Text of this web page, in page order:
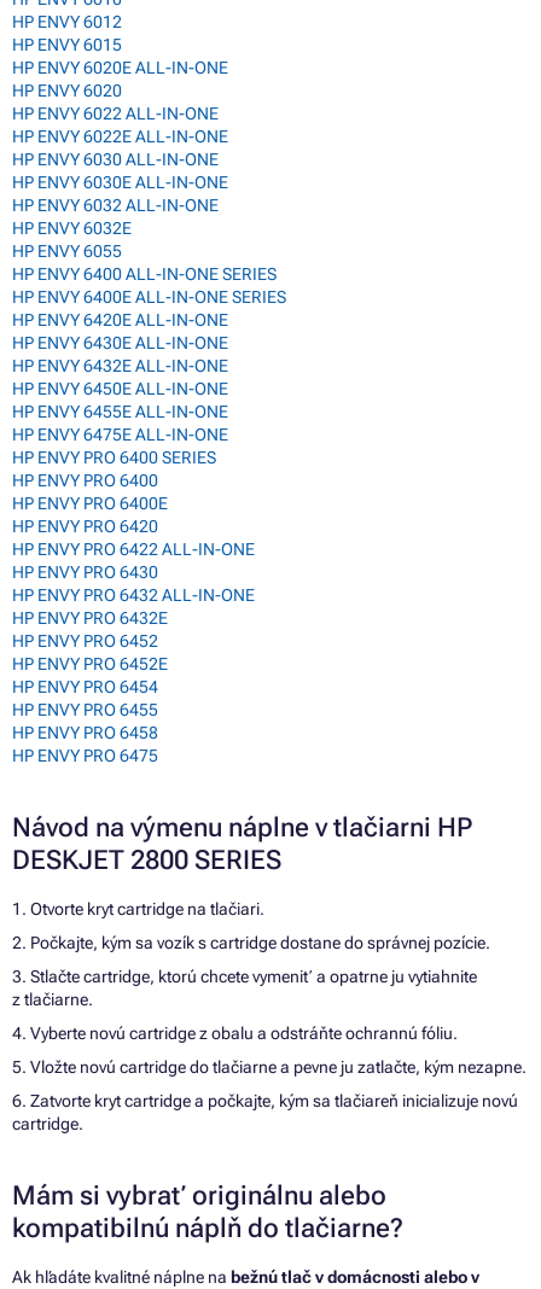
HP ENVY 6012
HP ENVY 6015
HP ENVY 6020E ALL-IN-ONE
HP ENVY 6020
HP ENVY 6022 ALL-IN-ONE
HP ENVY 6022E ALL-IN-ONE
HP ENVY 6030 ALL-IN-ONE
HP ENVY 6030E ALL-IN-ONE
HP ENVY 6032 ALL-IN-ONE
HP ENVY 6032E
HP ENVY 6055
HP ENVY 6400 ALL-IN-ONE SERIES
HP ENVY 6400E ALL-IN-ONE SERIES
HP ENVY 6420E ALL-IN-ONE
HP ENVY 6430E ALL-IN-ONE
HP ENVY 6432E ALL-IN-ONE
HP ENVY 6450E ALL-IN-ONE
HP ENVY 6455E ALL-IN-ONE
HP ENVY 6475E ALL-IN-ONE
HP ENVY PRO 6400 SERIES
HP ENVY PRO 6400
HP ENVY PRO 6400E
HP ENVY PRO 6420
HP ENVY PRO 6422 ALL-IN-ONE
HP ENVY PRO 6430
HP ENVY PRO 6432 ALL-IN-ONE
HP ENVY PRO 6432E
HP ENVY PRO 6452
HP ENVY PRO 6452E
HP ENVY PRO 6454
HP ENVY PRO 6455
HP ENVY PRO 6458
HP ENVY PRO 6475
Návod na výmenu náplne v tlačiarni HP
DESKJET 2800 SERIES
1. Otvorte kryt cartridge na tlačiari.
2. Počkajte, kým sa vozík s cartridge dostane do správnej pozície.
3. Stlačte cartridge, ktorú chcete vymeniť a opatrne ju vytiahnite
z tlačiarne.
4. Vyberte novú cartridge z obalu a odstráňte ochrannú fóliu.
5. Vložte novú cartridge do tlačiarne a pevne ju zatlačte, kým nezapne.
6. Zatvorte kryt cartridge a počkajte, kým sa tlačiareň inicializuje novú
cartridge.
Mám si vybrať originálnu alebo
kompatibilnú náplň do tlačiarne?
Ak hľadáte kvalitné náplne na bežnú tlač v domácnosti alebo v